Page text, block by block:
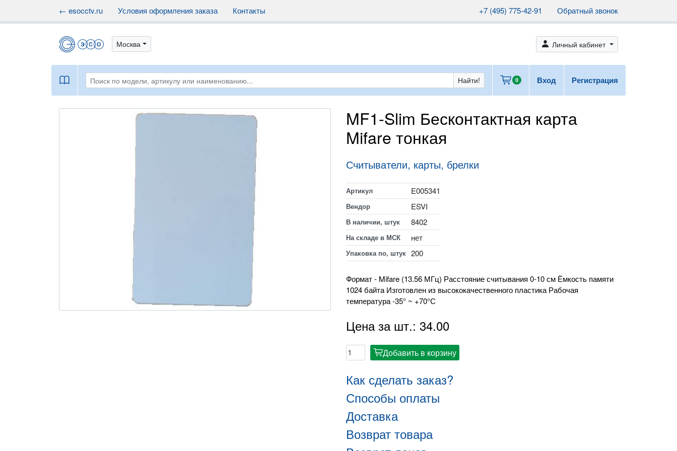
← esocctv.ru Условия оформления заказа Контакты +7 (495) 775-42-91 Обратный звонок
Москва person_fill Личный кабинет
book Найти! cart 0 Вход Регистрация
MF1-Slim Бесконтактная карта
Mifare тонкая
Считыватели, карты, брелки
Артикул E005341
Вендор ESVI
В наличии, штук 8402
На складе в МСК нет
Упаковка по, штук 200
Формат - Mifare (13.56 МГц) Расстояние считывания 0-10 см Ёмкость памяти
1024 байта Изготовлен из высококачественного пластика Рабочая
температура -35° ~ +70°С
Цена за шт.: 34.00
cartДобавить в корзину
Как сделать заказ?
Способы оплаты
Доставка
Возврат товара